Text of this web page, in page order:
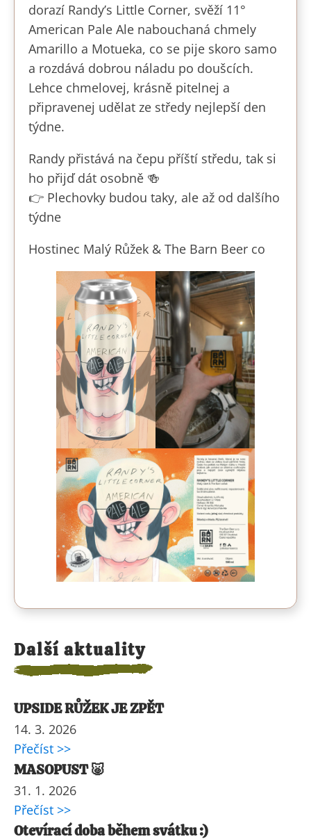
dorazí Randy’s Little Corner, svěží 11°
American Pale Ale nabouchaná chmely
Amarillo a Motueka, co se pije skoro samo
a rozdává dobrou náladu po doušcích.
Lehce chmelovej, krásně pitelnej a
připravenej udělat ze středy nejlepší den
týdne.
Randy přistává na čepu příští středu, tak si
ho přijď dát osobně 🍻
👉 Plechovky budou taky, ale až od dalšího
týdne
Hostinec Malý Růžek & The Barn Beer co
Další aktuality
UPSIDE RŮŽEK JE ZPĚT
14. 3. 2026
Přečíst >>
MASOPUST 🐷
31. 1. 2026
Přečíst >>
Otevírací doba během svátku :)